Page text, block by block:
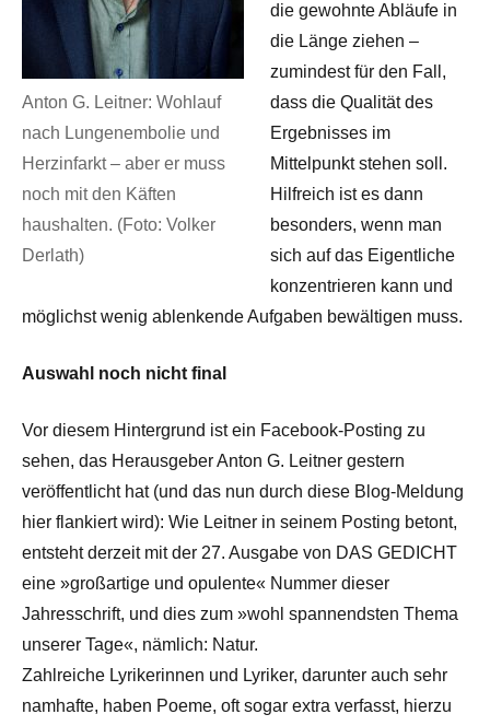
Anton G. Leitner: Wohlauf
nach Lungenembolie und
Herzinfarkt – aber er muss
noch mit den Käften
haushalten. (Foto: Volker
Derlath)
die gewohnte Abläufe in
die Länge ziehen –
zumindest für den Fall,
dass die Qualität des
Ergebnisses im
Mittelpunkt stehen soll.
Hilfreich ist es dann
besonders, wenn man
sich auf das Eigentliche
konzentrieren kann und
möglichst wenig ablenkende Aufgaben bewältigen muss.
Auswahl noch nicht final
Vor diesem Hintergrund ist ein Facebook-Posting zu
sehen, das Herausgeber Anton G. Leitner gestern
veröffentlicht hat (und das nun durch diese Blog-Meldung
hier flankiert wird): Wie Leitner in seinem Posting betont,
entsteht derzeit mit der 27. Ausgabe von DAS GEDICHT
eine »großartige und opulente« Nummer dieser
Jahresschrift, und dies zum »wohl spannendsten Thema
unserer Tage«, nämlich: Natur.
Zahlreiche Lyrikerinnen und Lyriker, darunter auch sehr
namhafte, haben Poeme, oft sogar extra verfasst, hierzu